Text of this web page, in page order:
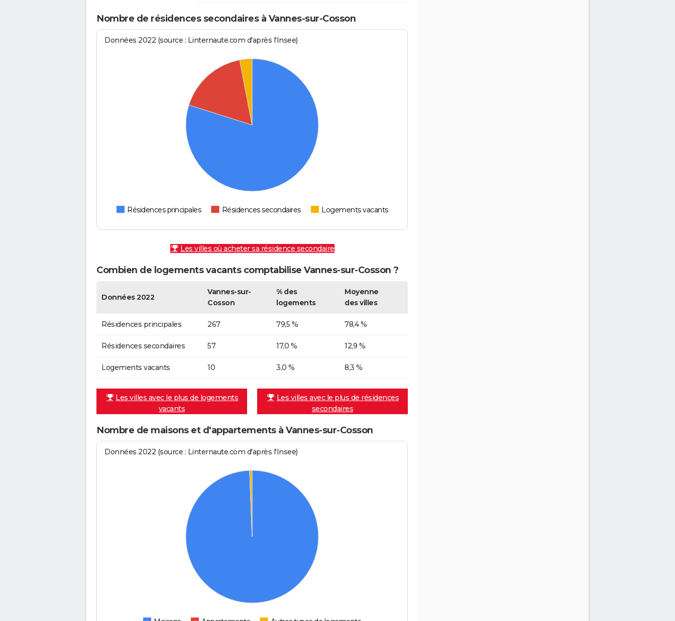
Nombre de résidences secondaires à Vannes-sur-Cosson
Données 2022 (source : Linternaute.com d'après l'Insee)
Résidences principales Résidences secondaires Logements vacants
Les villes où acheter sa résidence secondaire
Combien de logements vacants comptabilise Vannes-sur-Cosson ?
Données 2022
Vannes-sur-
Cosson
% des
logements
Moyenne
des villes
Résidences principales 267 79,5 % 78,4 %
Résidences secondaires 57 17,0 % 12,9 %
Logements vacants 10 3,0 % 8,3 %
Les villes avec le plus de logements
vacants
Les villes avec le plus de résidences
secondaires
Nombre de maisons et d'appartements à Vannes-sur-Cosson
Données 2022 (source : Linternaute.com d'après l'Insee)